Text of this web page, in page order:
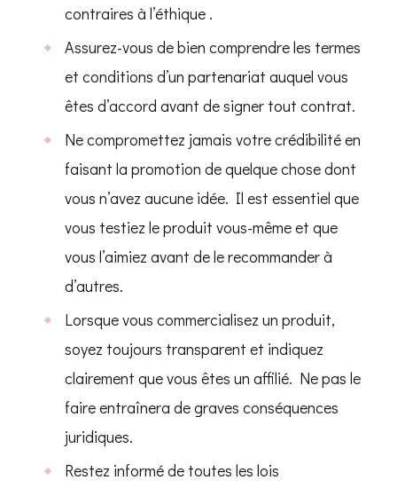
contraires à l’éthique .
Assurez-vous de bien comprendre les termes
et conditions d’un partenariat auquel vous
êtes d’accord avant de signer tout contrat.
Ne compromettez jamais votre crédibilité en
faisant la promotion de quelque chose dont
vous n’avez aucune idée. Il est essentiel que
vous testiez le produit vous-même et que
vous l’aimiez avant de le recommander à
d’autres.
Lorsque vous commercialisez un produit,
soyez toujours transparent et indiquez
clairement que vous êtes un affilié. Ne pas le
faire entraînera de graves conséquences
juridiques.
Restez informé de toutes les lois